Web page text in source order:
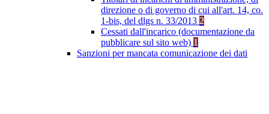
direzione o di governo di cui all'art. 14, co.
1-bis, del dlgs n. 33/2013 2
Cessati dall'incarico (documentazione da
pubblicare sul sito web) 1
Sanzioni per mancata comunicazione dei dati